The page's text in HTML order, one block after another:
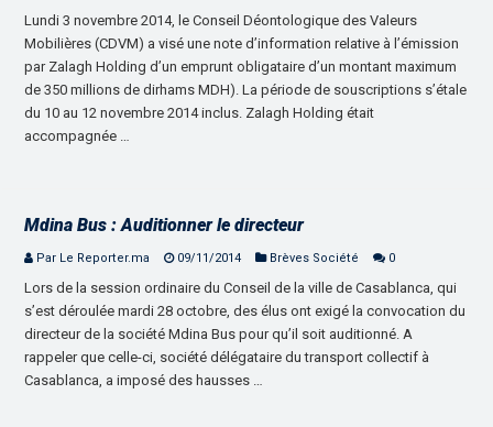
Lundi 3 novembre 2014, le Conseil Déontologique des Valeurs
Mobilières (CDVM) a visé une note d’information relative à l’émission
par Zalagh Holding d’un emprunt obligataire d’un montant maximum
de 350 millions de dirhams MDH). La période de souscriptions s’étale
du 10 au 12 novembre 2014 inclus. Zalagh Holding était
accompagnée …
Mdina Bus : Auditionner le directeur
Par Le Reporter.ma 09/11/2014 Brèves Société 0
Lors de la session ordinaire du Conseil de la ville de Casablanca, qui
s’est déroulée mardi 28 octobre, des élus ont exigé la convocation du
directeur de la société Mdina Bus pour qu’il soit auditionné. A
rappeler que celle-ci, société délégataire du transport collectif à
Casablanca, a imposé des hausses …